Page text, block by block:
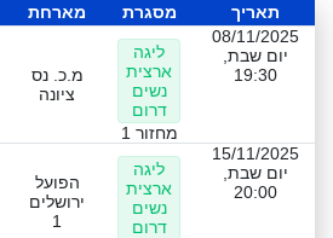
תאריך מסגרת מארחת
08/11/2025
יום שבת,
19:30
ליגה
ארצית
נשים
דרום
מחזור 1
מ.כ. נס
ציונה
15/11/2025
יום שבת,
20:00
ליגה
ארצית
נשים
דרום
הפועל
ירושלים
1